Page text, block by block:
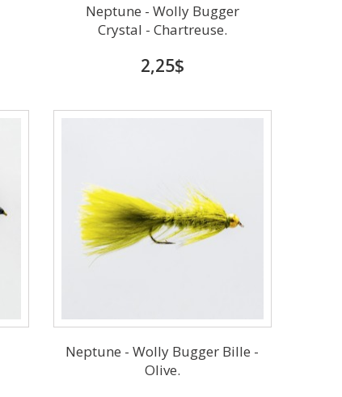
Neptune - Wolly Bugger
Crystal - Chartreuse.
2,25$
Neptune - Wolly Bugger Bille -
Olive.